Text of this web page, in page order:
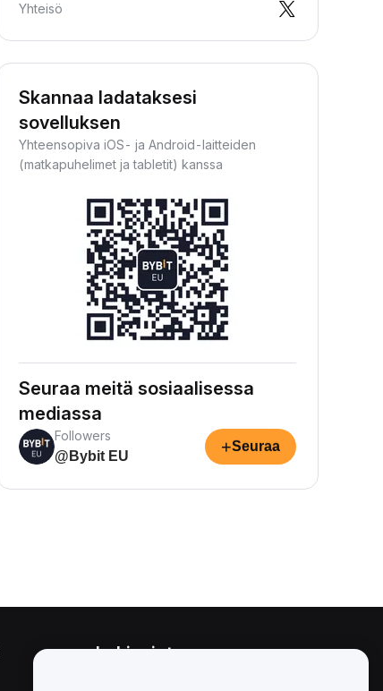
Yhteisö
Skannaa ladataksesi
sovelluksen
Yhteensopiva iOS- ja Android-laitteiden
(matkapuhelimet ja tabletit) kanssa
Seuraa meitä sosiaalisessa
mediassa
Followers
@Bybit EU
+Seuraa
Lakiasiat